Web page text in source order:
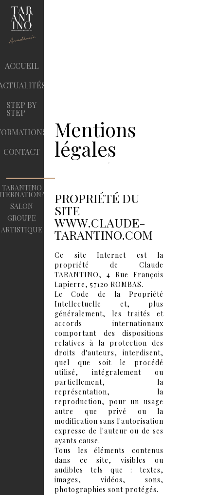
ACCUEIL
STEP BY
STEP
CONTACT
TARANTINO
SALON
GROUPE
ARTISTIQUE
Mentions
légales
PROPRIÉTÉ DU
SITE
WWW.CLAUDE-
TARANTINO.COM
Ce site Internet est la
propriété de Claude
TARANTINO, 4 Rue François
Lapierre, 57120 ROMBAS.
Le Code de la Propriété
Intellectuelle et, plus
généralement, les traités et
accords internationaux
comportant des dispositions
relatives à la protection des
droits d'auteurs, interdisent,
quel que soit le procédé
utilisé, intégralement ou
partiellement, la
représentation, la
reproduction, pour un usage
autre que privé ou la
modification sans l'autorisation
expresse de l'auteur ou de ses
ayants cause.
Tous les éléments contenus
dans ce site, visibles ou
audibles tels que : textes,
images, vidéos, sons,
photographies sont protégés.